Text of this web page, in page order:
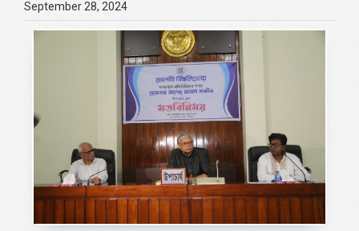
September 28, 2024